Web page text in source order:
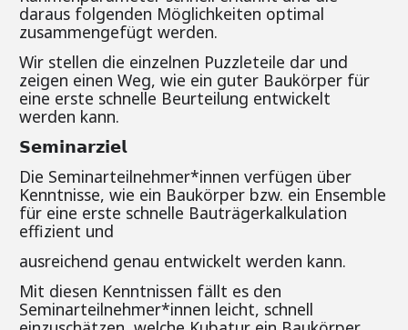
daraus folgenden Möglichkeiten optimal
zusammengefügt werden.
Wir stellen die einzelnen Puzzleteile dar und
zeigen einen Weg, wie ein guter Baukörper für
eine erste schnelle Beurteilung entwickelt
werden kann.
𝗦𝗲𝗺𝗶𝗻𝗮𝗿𝘇𝗶𝗲𝗹
Die Seminarteilnehmer*innen verfügen über
Kenntnisse, wie ein Baukörper bzw. ein Ensemble
für eine erste schnelle Bauträgerkalkulation
effizient und
ausreichend genau entwickelt werden kann.
Mit diesen Kenntnissen fällt es den
Seminarteilnehmer*innen leicht, schnell